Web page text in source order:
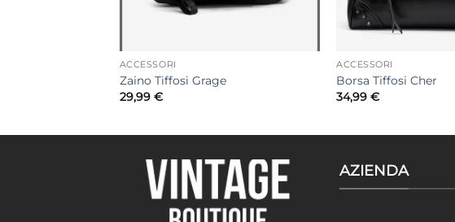
ACCESSORI
Zaino Tiffosi Grage
29,99 €
ACCESSORI
Borsa Tiffosi Cher
34,99€
AZIENDA